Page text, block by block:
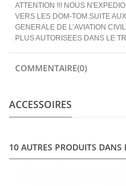
ATTENTION !!! NOUS
VERS LES DOM-TOM.SUITE
GENERALE DE L’AVIATION
PLUS AUTORISEES DANS LE
COMMENTAIRE(0)
ACCESSOIRES
10 AUTRES PRODUITS DANS